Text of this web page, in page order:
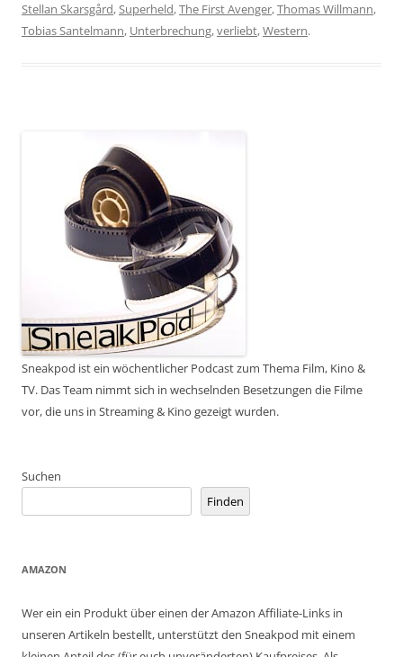
Stellan Skarsgård,Superheld,The First Avenger,Thomas Willmann,
Tobias Santelmann, Unterbrechung,verliebt,Western.
Sneakpod ist ein wöchentlicher Podcast zum Thema Film, Kino &
TV. Das Team nimmt sich in wechselnden Besetzungen die Filme
vor, die uns in Streaming & Kino gezeigt wurden.
Suchen
Finden
AMAZON
Wer ein ein Produkt über einen der Amazon Affiliate-Links in
unseren Artikeln bestellt, unterstützt den Sneakpod mit einem